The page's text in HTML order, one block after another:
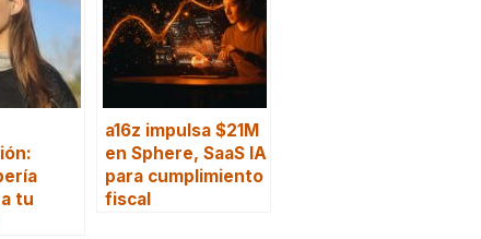
tu
a16z impulsa $21M
en Sphere, SaaS IA
para cumplimiento
fiscal